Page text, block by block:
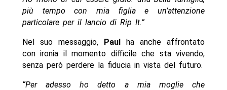
più tempo con mia figlia e un’attenzione
particolare per il lancio di Rip It.”
Nel suo messaggio, Paul ha anche affrontato
con ironia il momento difficile che sta vivendo,
senza però perdere la fiducia in vista del futuro.
“Per adesso ho detto a mia moglie che